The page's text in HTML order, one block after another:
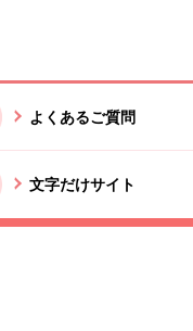
よくあるご質問
文字だけサイト